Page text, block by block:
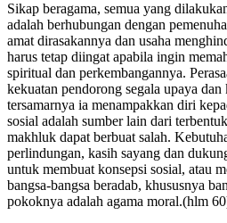
Sikap beragama, semua yang
adalah berhubungan dengan
amat dirasakannya dan usaha
harus tetap diingat apabila ingin
spiritual dan perkembangannya.
kekuatan pendorong segala upaya dan
tersamarnya ia menampakkan diri
sosial adalah sumber lain dari
makhluk dapat berbuat salah.
perlindungan, kasih sayang dan
untuk membuat konsepsi sosial, atau
bangsa-bangsa beradab, khususnya
pokoknya adalah agama moral.(hlm